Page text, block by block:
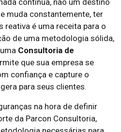
contínua, não um destino
muda constantemente, ter
reativa é uma receita para o
de uma metodologia sólida,
Consultoria de
que sua empresa se
confiança e capture o
para seus clientes.
na hora de definir
da Parcon Consultoria,